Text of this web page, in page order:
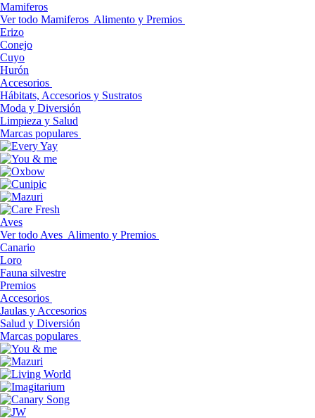
Mamiferos
Ver todo Mamiferos Alimento y Premios
Erizo
Conejo
Cuyo
Hurón
Accesorios
Hábitats, Accesorios y Sustratos
Moda y Diversión
Limpieza y Salud
Marcas populares
Aves
Ver todo Aves Alimento y Premios
Canario
Loro
Fauna silvestre
Premios
Accesorios
Jaulas y Accesorios
Salud y Diversión
Marcas populares